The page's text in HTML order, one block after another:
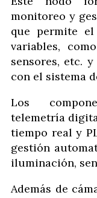
monitoreo y
que permite
variables,
sensores, etc.
con el sistema
Los
telemetría
tiempo real y
gestión
iluminación,
Además de